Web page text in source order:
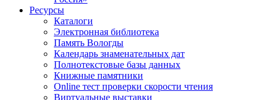
Ресурсы
Каталоги
Электронная библиотека
Память Вологды
Календарь знаменательных дат
Полнотекстовые базы данных
Книжные памятники
Online тест проверки скорости чтения
Виртуальные выставки